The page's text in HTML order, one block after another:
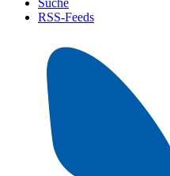
Suche
RSS-Feeds